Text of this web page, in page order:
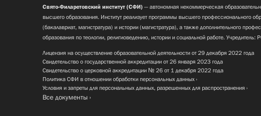
Свято-Филаретовский институт (СФИ) — автономная некоммерческая
высшего образования. Институт реализует программы высшего профессионального
(бакалавриат, магистратура) и истории (магистратура), а также дополнительного
образования по теологии, религиоведению, истории и социальной работе. Учредитель:
Лицензия на осуществление образовательной деятельности от 29 декабря 2022 года
Свидетельство о государственной аккредитации от 26 января 2023 года
Свидетельство о церковной аккредитации № 26 от 1 декабря 2022 года
Политика СФИ в отношении обработки персональных данных
Условия и запреты для персональных данных, разрешенных для распространения
Все документы